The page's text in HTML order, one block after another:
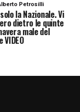
Petrosilli
la Nazionale. Vi
dietro le quinte
male del
VIDEO